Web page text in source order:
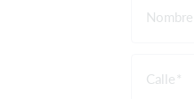
Nombre
Calle